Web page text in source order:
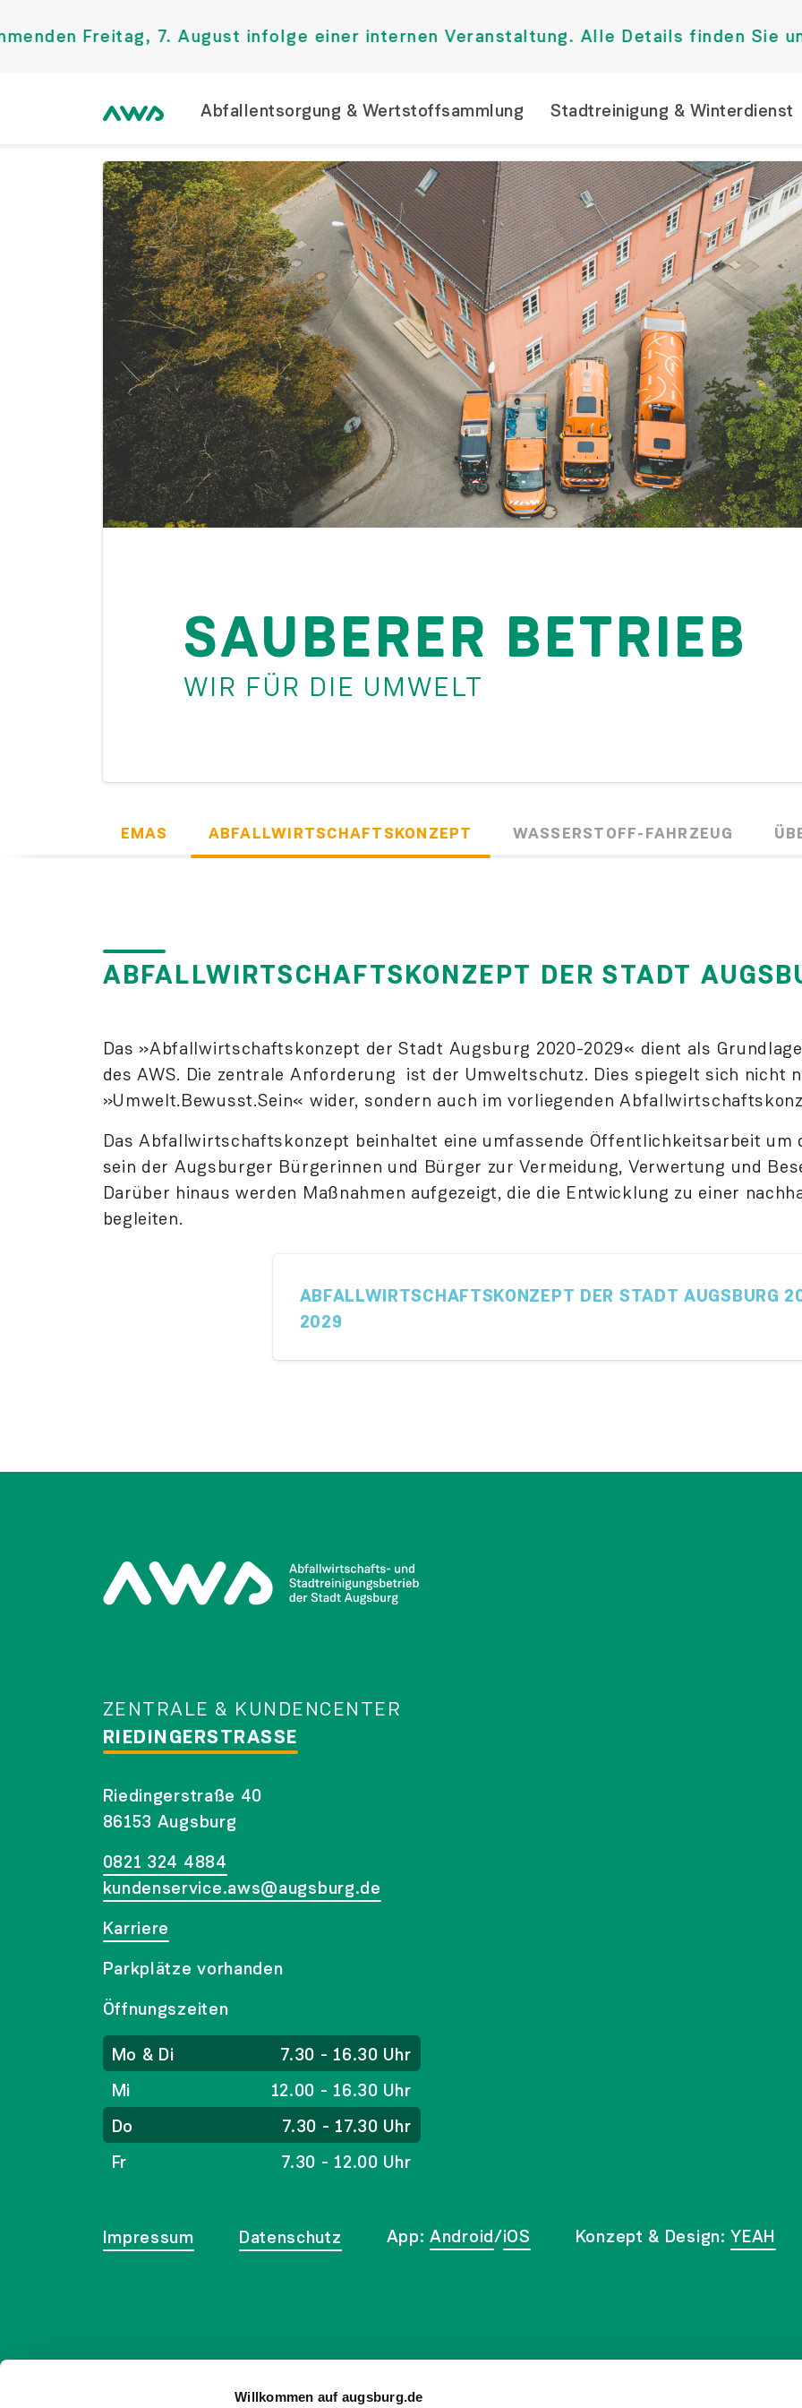
Willkommen auf augsburg.de
7. August infolge einer internen Veranstaltung. Alle Details finden Sie unter
Abfallentsorgung & Wertstoffsammlung Stadtreinigung & Winterdienst
SAUBERER BETRIEB
WIR FÜR DIE UMWELT
EMAS ABFALLWIRTSCHAFTSKONZEPT WASSERSTOFF-FAHRZEUG
ABFALLWIRTSCHAFTSKONZEPT DER STADT
Das »Abfall­wirtschafts­konzept der Stadt Augsburg 2020-2029« dient als
des AWS. Die zentrale Anforderung ist der Umweltschutz. Dies spiegelt sich nicht
»Umwelt.Bewusst.Sein« wider, sondern auch im vorliegenden
Das Abfall­wirtschafts­konzept beinhaltet eine umfassende Öffentlichkeits­arbeit
sein der Augsburger Bürger­innen und Bürger zur Ver­meidung, Verwer­tung und
Darüber hinaus werden Maßnahmen aufgezeigt, die die Entwicklung zu einer
begleiten.
ABFALLWIRTSCHAFTSKONZEPT DER STADT AUGSBURG
2029
ZENTRALE & KUNDENCENTER
RIEDINGERSTRASSE
Riedingerstraße 40
86153 Augsburg
0821 324 4884
kundenservice.aws@augsburg.de
Karriere
Parkplätze vorhanden
Öffnungszeiten
Mo & Di
7.30 - 16.30 Uhr
Mi
12.00 - 16.30 Uhr
Do
7.30 - 17.30 Uhr
Fr
7.30 - 12.00 Uhr
Impressum Datenschutz App:Android/iOS Konzept & Design:YEAH
Wir sind ein EMAS-